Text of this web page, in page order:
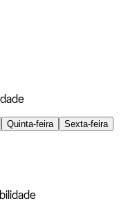
Quinta-feira
Sexta-feira